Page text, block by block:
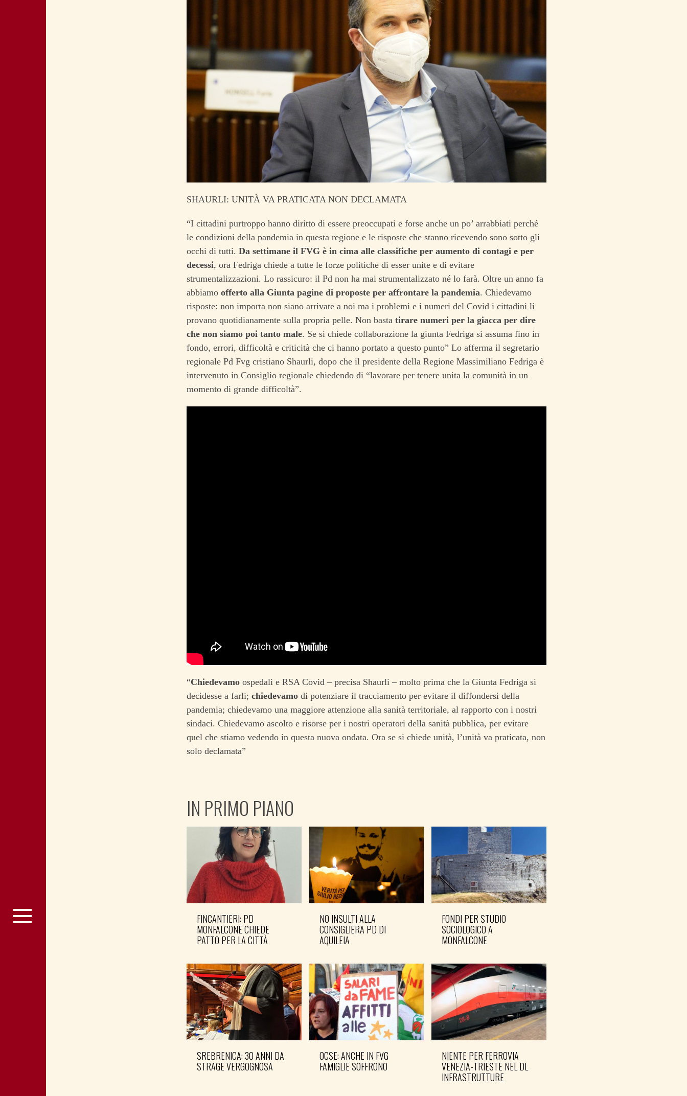
SHAURLI: UNITÀ VA PRATICATA NON DECLAMATA
“I cittadini purtroppo hanno diritto di essere preoccupati e forse anche un po’ arrabbiati perché
le condizioni della pandemia in questa regione e le risposte che stanno ricevendo sono sotto gli
occhi di tutti. Da settimane il FVG è in cima alle classifiche per aumento di contagi e per
decessi, ora Fedriga chiede a tutte le forze politiche di esser unite e di evitare
strumentalizzazioni. Lo rassicuro: il Pd non ha mai strumentalizzato né lo farà. Oltre un anno fa
abbiamo offerto alla Giunta pagine di proposte per affrontare la pandemia. Chiedevamo
risposte: non importa non siano arrivate a noi ma i problemi e i numeri del Covid i cittadini li
provano quotidianamente sulla propria pelle. Non basta tirare numeri per la giacca per dire
che non siamo poi tanto male. Se si chiede collaborazione la giunta Fedriga si assuma fino in
fondo, errori, difficoltà e criticità che ci hanno portato a questo punto” Lo afferma il segretario
regionale Pd Fvg cristiano Shaurli, dopo che il presidente della Regione Massimiliano Fedriga è
intervenuto in Consiglio regionale chiedendo di “lavorare per tenere unita la comunità in un
momento di grande difficoltà”.
“Chiedevamoospedali e RSA Covid – precisa Shaurli – molto prima che la Giunta Fedriga si
decidesse a farli; chiedevamodi potenziare il tracciamento per evitare il diffondersi della
pandemia; chiedevamo una maggiore attenzione alla sanità territoriale, al rapporto con i nostri
sindaci. Chiedevamo ascolto e risorse per i nostri operatori della sanità pubblica, per evitare
quel che stiamo vedendo in questa nuova ondata. Ora se si chiede unità, l’unità va praticata, non
solo declamata”
IN PRIMO PIANO
FINCANTIERI: PD
MONFALCONE CHIEDE
PATTO PER LA CITTÀ
NO INSULTI ALLA
CONSIGLIERA PD DI
AQUILEIA
FONDI PER STUDIO
SOCIOLOGICO A
MONFALCONE
SREBRENICA: 30 ANNI DA
STRAGE VERGOGNOSA
OCSE: ANCHE IN FVG
FAMIGLIE SOFFRONO
NIENTE PER FERROVIA
VENEZIA-TRIESTE NEL DL
INFRASTRUTTURE